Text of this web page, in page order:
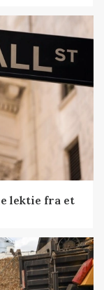
lektie fra et